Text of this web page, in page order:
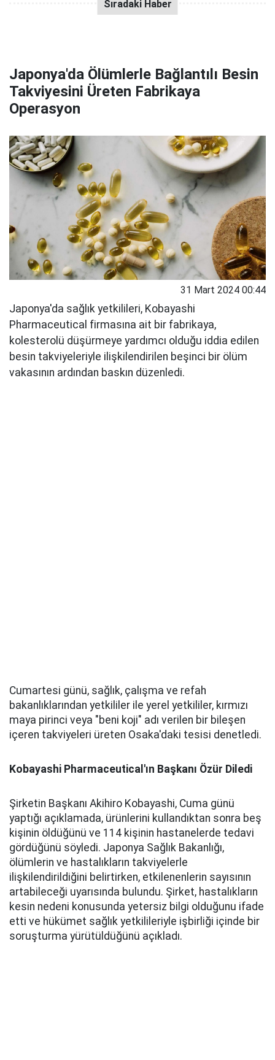
Japonya'da Ölümlerle Bağlantılı Besin
Takviyesini Üreten Fabrikaya
Operasyon
31 Mart 2024 00:44
Japonya'da sağlık yetkilileri, Kobayashi
Pharmaceutical firmasına ait bir fabrikaya,
kolesterolü düşürmeye yardımcı olduğu iddia edilen
besin takviyeleriyle ilişkilendirilen beşinci bir ölüm
vakasının ardından baskın düzenledi.
Cumartesi günü, sağlık, çalışma ve refah
bakanlıklarından yetkililer ile yerel yetkililer, kırmızı
maya pirinci veya "beni koji" adı verilen bir bileşen
içeren takviyeleri üreten Osaka'daki tesisi denetledi.
Kobayashi Pharmaceutical'ın Başkanı Özür Diledi
Şirketin Başkanı Akihiro Kobayashi, Cuma günü
yaptığı açıklamada, ürünlerini kullandıktan sonra beş
kişinin öldüğünü ve 114 kişinin hastanelerde tedavi
gördüğünü söyledi. Japonya Sağlık Bakanlığı,
ölümlerin ve hastalıkların takviyelerle
ilişkilendirildiğini belirtirken, etkilenenlerin sayısının
artabileceği uyarısında bulundu. Şirket, hastalıkların
kesin nedeni konusunda yetersiz bilgi olduğunu ifade
etti ve hükümet sağlık yetkilileriyle işbirliği içinde bir
soruşturma yürütüldüğünü açıkladı.